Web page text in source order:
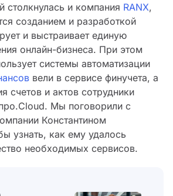
столкнулась и компания RANX,
созданием и разработкой
и выстраивает единую
онлайн-бизнеса. При этом
системы автоматизации
вели в сервисе финучета, а
счетов и актов сотрудники
Мы поговорили с
Константином
узнать, как ему удалось
необходимых сервисов.